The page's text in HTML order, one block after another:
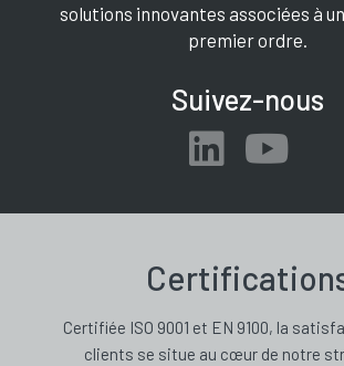
solutions innovantes associées à
premier ordre.
Suivez-nous
Certifiée ISO 9001 et EN 9100, la
clients se situe au cœur de notre